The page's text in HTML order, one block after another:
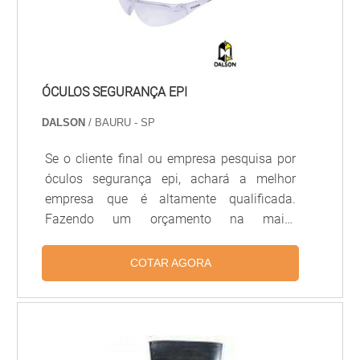
ÓCULOS SEGURANÇA EPI
DALSON / BAURU - SP
Se o cliente final ou empresa pesquisa por
óculos segurança epi, achará a melhor
empresa que é altamente qualificada.
Fazendo um orçamento na maior
referência em qualidade do
mercado.Quando o interesse é por óculos
segurança epi, com os melhores
qualidade com proteção e prevenção de
COTAR AGORA